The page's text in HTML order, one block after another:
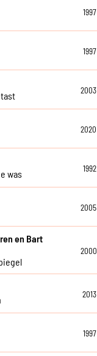
1997
1997
2003
2020
was
1992
2005
en Bart
2000
2013
1997